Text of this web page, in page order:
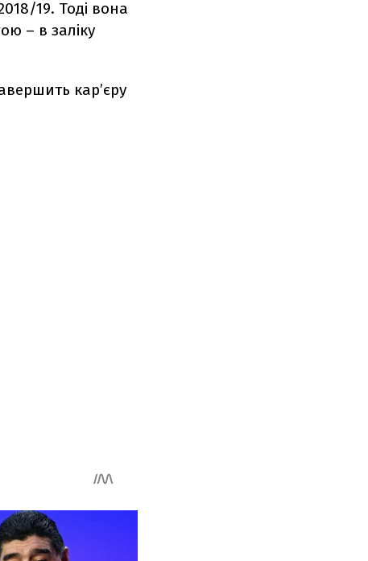
19. Тоді вона
– в заліку
кар’єру